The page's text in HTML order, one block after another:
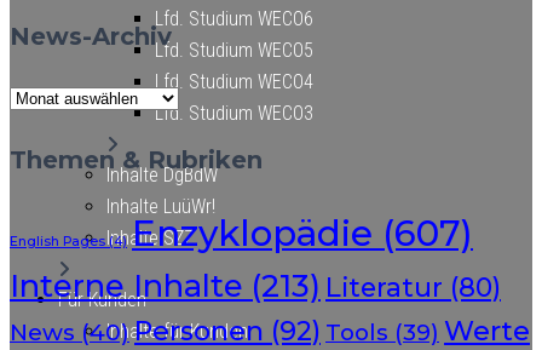
Lfd. Studium WECO6
Lfd. Studium WECO5
Lfd. Studium WECO4
Lfd. Studium WECO3
Inhalte DgBdW
Inhalte LuüWr!
Inhalte SZZ
Für Kunden
Inhalte für Kunden
News-Archiv
News-
Themen & Rubriken
English Pages(4) Enzyklopädie (607)
Interne Inhalte (213) Literatur (80)
News (40) Personen (92) Tools (39) Werte